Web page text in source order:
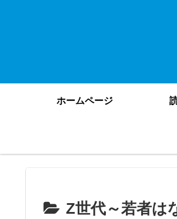
ホームページ
Z世代～若者は